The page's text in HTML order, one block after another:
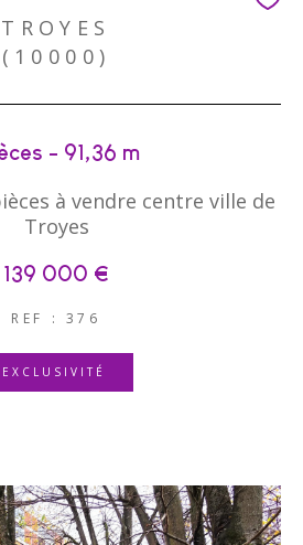
TROYES
(10000)
- 91,36 m²
à vendre centre ville de
Troyes
139 000 €
REF : 376
EXCLUSIVITÉ